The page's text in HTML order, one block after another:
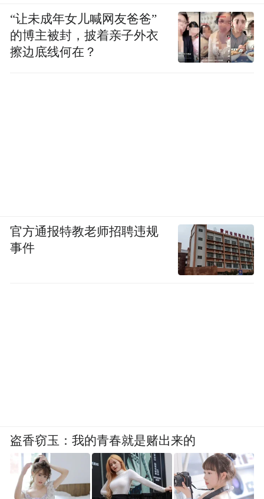
“让未成年女儿喊网友爸爸”
的博主被封，披着亲子外衣
擦边底线何在？
官方通报特教老师招聘违规
事件
盗香窃玉：我的青春就是赌出来的